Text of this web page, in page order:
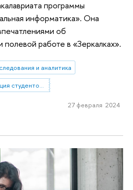
программы
информатика»‎. Она
об
полевой работе в «Зеркалках»‎.
и аналитика
Образовательная миграция студентов из небольших городов и сел в мегаполисы. Социальное включение как способ повышения устойчивости: барьеры, стратегии, успешные практики
27 февраля 2024